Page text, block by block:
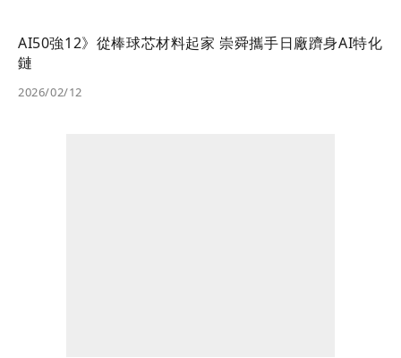
AI50強12》從棒球芯材料起家 崇舜攜手日廠躋身AI特化
鏈
2026/02/12